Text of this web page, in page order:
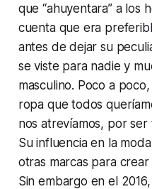
que “ahuyentara” a los
cuenta que era
antes de dejar su
se viste para nadie y
masculino. Poco a
ropa que todos
nos atrevíamos, por
Su influencia en la
otras marcas para crear
Sin embargo en el